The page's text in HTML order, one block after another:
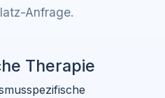
Anfrage.
Therapie